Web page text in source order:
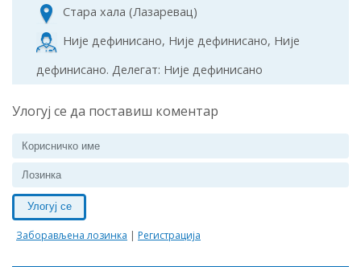
Стара хала (Лазаревац)
Није дефинисано, Није дефинисано, Није
дефинисано. Делегат: Није дефинисано
Улогуј се да поставиш коментар
Улогуј се
Заборављена лозинка | Регистрација